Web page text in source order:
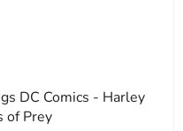
DC Comics - Harley
of Prey